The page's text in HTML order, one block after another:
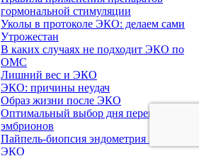
гормональной стимуляции
Уколы в протоколе ЭКО: делаем сами
Утрожестан
В каких случаях не подходит ЭКО по
ОМС
Лишний вес и ЭКО
ЭКО: причины неудач
Образ жизни после ЭКО
Оптимальный выбор дня переноса
эмбрионов
Пайпель-биопсия эндометрия перед
ЭКО